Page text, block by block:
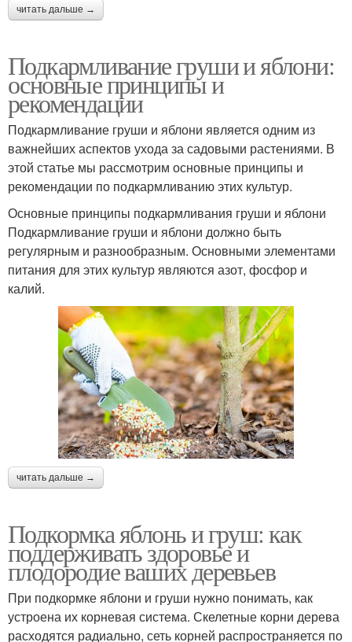
читать дальше →
Подкармливание груши и яблони:
основные принципы и
рекомендации
Подкармливание груши и яблони является одним из
важнейших аспектов ухода за садовыми растениями. В
этой статье мы рассмотрим основные принципы и
рекомендации по подкармливанию этих культур.
Основные принципы подкармливания груши и яблони
Подкармливание груши и яблони должно быть
регулярным и разнообразным. Основными элементами
питания для этих культур являются азот, фосфор и
калий.
читать дальше →
Подкормка яблонь и груш: как
поддерживать здоровье и
плодородие ваших деревьев
При подкормке яблони и груши нужно понимать, как
устроена их корневая система. Скелетные корни дерева
расходятся радиально, сеть корней распространяется по